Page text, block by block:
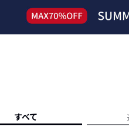
すべての記事
人気記事ラン
すべて